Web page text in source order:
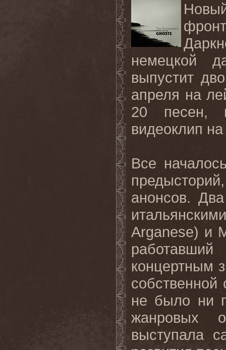
немецкой
выпустит
апреля на
20 песен,
видеоклип
Все
анонсов.
Arganese) и
концертным
не было ни
жанровых
выступала